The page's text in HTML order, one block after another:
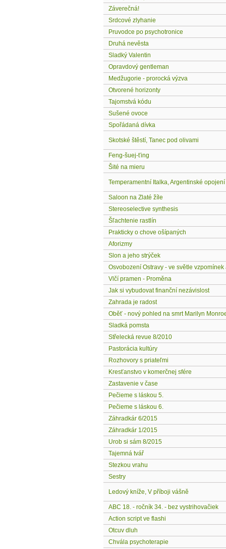
Záverečná!
Srdcové zlyhanie
Pruvodce po psychotronice
Druhá nevěsta
Sladký Valentin
Opravdový gentleman
Medžugorie - prorocká výzva
Otvorené horizonty
Tajomstvá kódu
Sušené ovoce
Spořádaná dívka
Skotské štěstí, Tanec pod olivami
Feng-šuej-ťing
Šité na mieru
Temperamentní Italka, Argentinské opojení
Saloon na Zlaté žíle
Stereoselective synthesis
Šľachtenie rastlín
Prakticky o chove ošípaných
Aforizmy
Slon a jeho strýček
Osvobození Ostravy - ve světle vzpomínek
Vlčí pramen - Proměna
Jak si vybudovat finanční nezávislost
Zahrada je radost
Oběť - nový pohled na smrt Marilyn
Sladká pomsta
Střelecká revue 8/2010
Pastorácia kultúry
Rozhovory s priateľmi
Kresťanstvo v komerčnej sfére
Zastavenie v čase
Pečieme s láskou 5.
Pečieme s láskou 6.
Záhradkár 6/2015
Záhradkár 1/2015
Urob si sám 8/2015
Tajemná tvář
Stezkou vrahu
Sestry
Ledový kníže, V příboji vášně
ABC 18. - ročník 34. - bez vystrihovačiek
Action script ve flashi
Otcuv dluh
Chvála psychoterapie